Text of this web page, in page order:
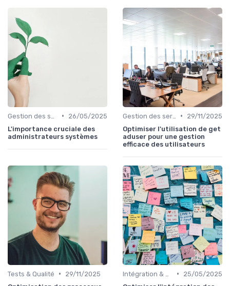
•
26/05/2025
L'importance cruciale des
administrateurs systèmes
•
29/11/2025
Optimiser l'utilisation de get
aduser pour une gestion
efficace des utilisateurs
Tests & Qualité •
29/11/2025
•
25/05/2025